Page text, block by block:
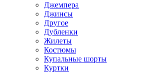
Джемпера
Джинсы
Другое
Дубленки
Жилеты
Костюмы
Купальные шорты
Куртки